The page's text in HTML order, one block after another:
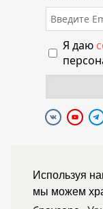
Используя
мы можем
Я даю